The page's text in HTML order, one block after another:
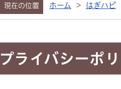
現在の位置 ホーム > はぎハピ
プライバシーポ